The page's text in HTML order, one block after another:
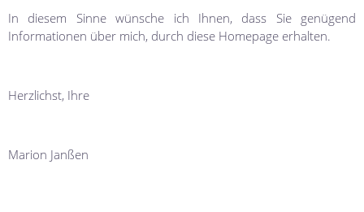
In diesem Sinne wünsche ich Ihnen, dass Sie genügend
Informationen über mich, durch diese Homepage erhalten.
Herzlichst, Ihre
Marion Janßen